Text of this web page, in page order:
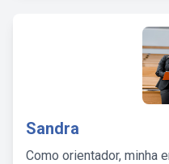
Sandra
Como orientador, minha